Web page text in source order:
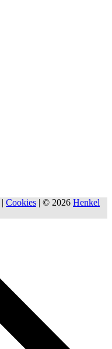
| Cookies | © 2026 Henkel